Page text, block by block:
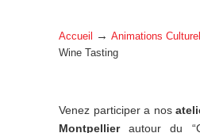
Accueil → Animations
Wine Tasting
Venez participer a nos
Montpellierautour du